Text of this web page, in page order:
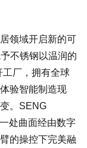
领域开启新的可
不锈钢以温润的
厂，拥有全球
验智能制造现
。SENG
处曲面经由数字
的操控下完美融